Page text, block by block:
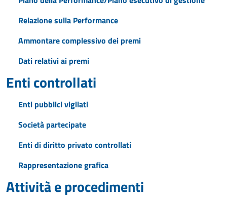
Relazione sulla Performance
Ammontare complessivo dei premi
Dati relativi ai premi
Enti controllati
Enti pubblici vigilati
Società partecipate
Enti di diritto privato controllati
Rappresentazione grafica
Attività e procedimenti